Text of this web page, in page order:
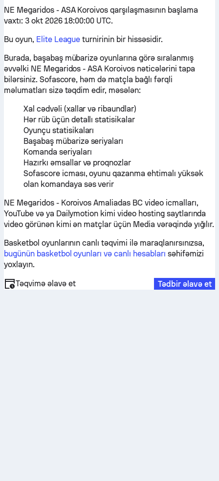
NE Megaridos - ASA Koroivos qarşılaşmasının başlama
vaxtı: 3 okt 2026 18:00:00 UTC.
Bu oyun, Elite League turnirinin bir hissəsidir.
Burada, başabaş mübarizə oyunlarına görə sıralanmış
əvvəlki NE Megaridos - ASA Koroivos nəticələrini tapa
bilərsiniz. Sofascore, həm də matçla bağlı fərqli
məlumatları sizə təqdim edir, məsələn:
Xal cədvəli (xallar və ribaundlar)
Hər rüb üçün detallı statisikalar
Oyunçu statisikaları
Başabaş mübarizə seriyaları
Komanda seriyaları
Hazırkı əmsallar və proqnozlar
Sofascore icması, oyunu qazanma ehtimalı yüksək
olan komandaya səs verir
NE Megaridos - Koroivos Amaliadas BC video icmalları,
YouTube və ya Dailymotion kimi video hosting saytlarında
video görünən kimi ən matçlar üçün Media vərəqində yığılır.
Basketbol oyunlarının canlı təqvimi ilə maraqlanırsınızsa,
bugünün basketbol oyunları və canlı hesabları səhifəmizi
yoxlayın.
Təqvimə əlavə et Tədbir əlavə et